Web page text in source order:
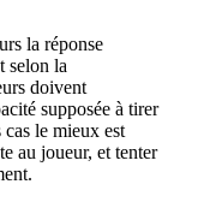
la réponse
selon la
doivent
supposée à tirer
le mieux est
au joueur, et tenter